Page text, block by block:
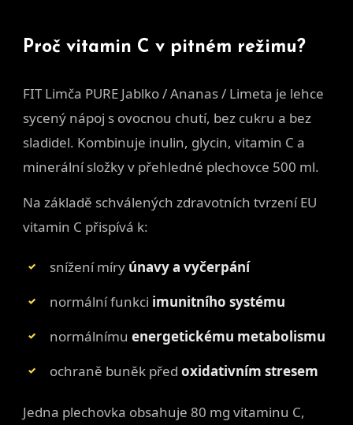
Proč vitamin C v pitném režimu?
FIT Limča PURE Jablko / Ananas / Limeta je lehce
sycený nápoj s ovocnou chutí, bez cukru a bez
sladidel. Kombinuje inulin, glycin, vitamin C a
minerální složky v přehledné plechovce 500 ml.
Na základě schválených zdravotních tvrzení EU
vitamin C přispívá k:
snížení míry únavy a vyčerpání
normální funkci imunitního systému
normálnímu energetickému metabolismu
ochraně buněk před oxidativním stresem
Jedna plechovka obsahuje 80 mg vitaminu C,